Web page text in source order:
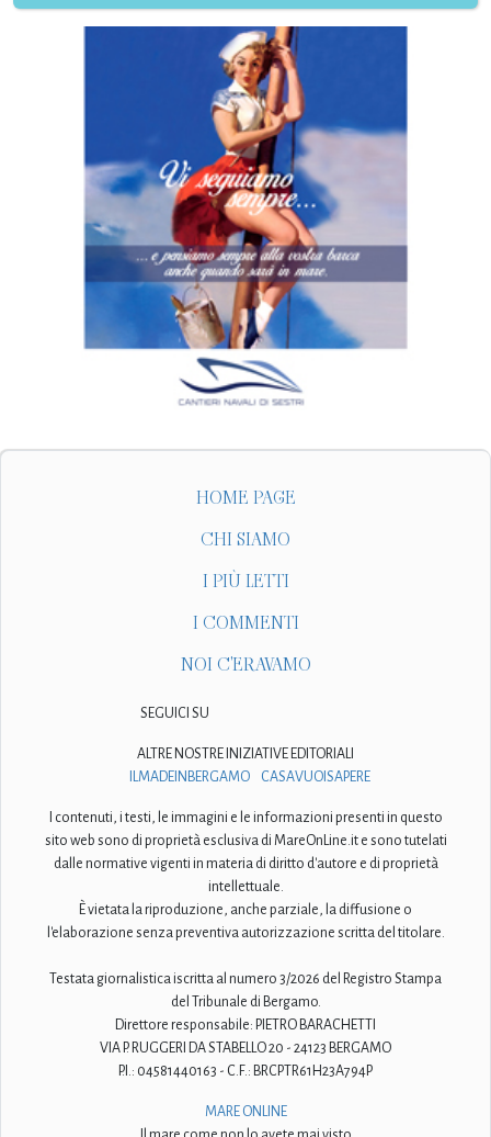
HOME PAGE
CHI SIAMO
I PIÙ LETTI
I COMMENTI
NOI C'ERAVAMO
SEGUICI SU
ALTRE NOSTRE INIZIATIVE EDITORIALI
ILMADEINBERGAMO
CASAVUOISAPERE
I contenuti, i testi, le immagini e le informazioni presenti in questo
sito web sono di proprietà esclusiva di MareOnLine.it e sono tutelati
dalle normative vigenti in materia di diritto d'autore e di proprietà
intellettuale.
È vietata la riproduzione, anche parziale, la diffusione o
l'elaborazione senza preventiva autorizzazione scritta del titolare.
Testata giornalistica iscritta al numero 3/2026 del Registro Stampa
del Tribunale di Bergamo.
Direttore responsabile: PIETRO BARACHETTI
VIA P. RUGGERI DA STABELLO 20 - 24123 BERGAMO
P.I.: 04581440163 - C.F.: BRCPTR61H23A794P
MARE ONLINE